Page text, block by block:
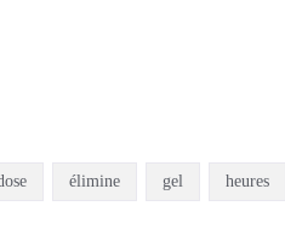
élimine gel heures